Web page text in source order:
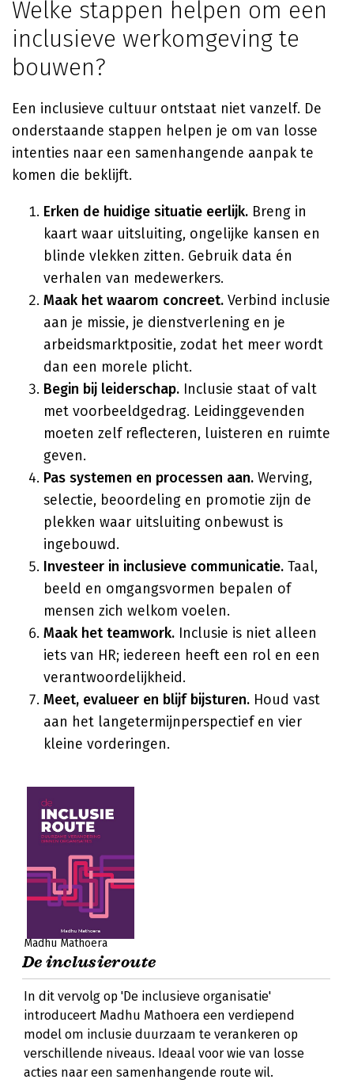
Welke stappen helpen om een
inclusieve werkomgeving te
bouwen?
Een inclusieve cultuur ontstaat niet vanzelf. De
onderstaande stappen helpen je om van losse
intenties naar een samenhangende aanpak te
komen die beklijft.
Erken de huidige situatie eerlijk. Breng in
kaart waar uitsluiting, ongelijke kansen en
blinde vlekken zitten. Gebruik data én
verhalen van medewerkers.
Maak het waarom concreet. Verbind inclusie
aan je missie, je dienstverlening en je
arbeidsmarktpositie, zodat het meer wordt
dan een morele plicht.
Begin bij leiderschap. Inclusie staat of valt
met voorbeeldgedrag. Leidinggevenden
moeten zelf reflecteren, luisteren en ruimte
geven.
Pas systemen en processen aan. Werving,
selectie, beoordeling en promotie zijn de
plekken waar uitsluiting onbewust is
ingebouwd.
Investeer in inclusieve communicatie. Taal,
beeld en omgangsvormen bepalen of
mensen zich welkom voelen.
Maak het teamwork. Inclusie is niet alleen
iets van HR; iedereen heeft een rol en een
verantwoordelijkheid.
Meet, evalueer en blijf bijsturen. Houd vast
aan het langetermijnperspectief en vier
kleine vorderingen.
Madhu Mathoera
De inclusieroute
In dit vervolg op 'De inclusieve organisatie'
introduceert Madhu Mathoera een verdiepend
model om inclusie duurzaam te verankeren op
verschillende niveaus. Ideaal voor wie van losse
acties naar een samenhangende route wil.